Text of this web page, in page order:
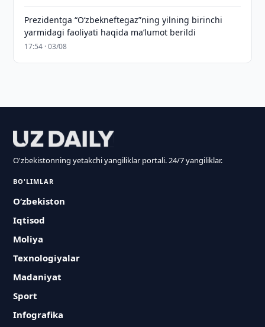
Prezidentga “Oʻzbekneftegaz”ning yilning birinchi
yarmidagi faoliyati haqida maʼlumot berildi
17:54 · 03/08
O'zbekistonning yetakchi yangiliklar portali. 24/7 yangiliklar.
BO'LIMLAR
O‘zbekiston
Iqtisod
Moliya
Texnologiyalar
Madaniyat
Sport
Infografika